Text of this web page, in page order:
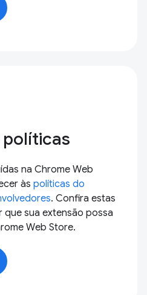
políticas
na Chrome Web
às políticas do
. Confira estas
sua extensão possa
Web Store.